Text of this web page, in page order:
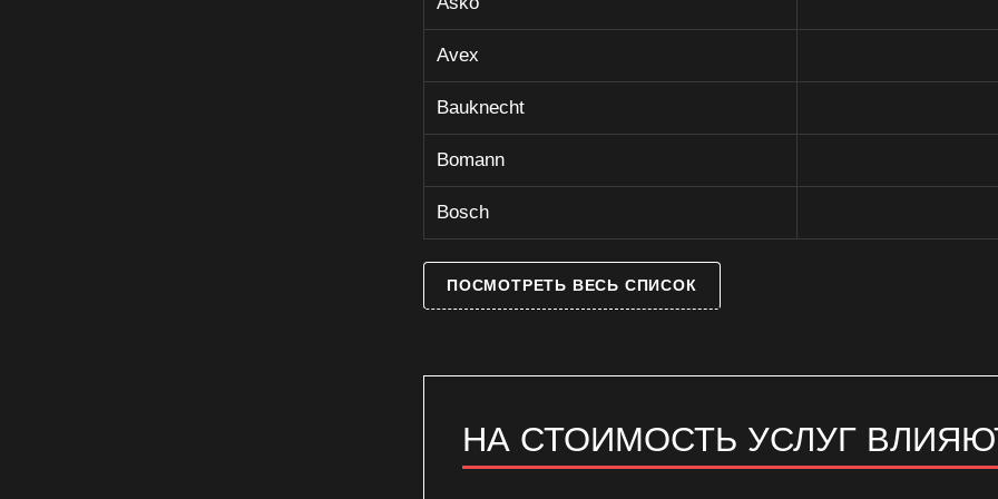
Avex
Bauknecht
Bomann
Bosch
ПОСМОТРЕТЬ ВЕСЬ СПИСОК
НА СТОИМОСТЬ УСЛУГ